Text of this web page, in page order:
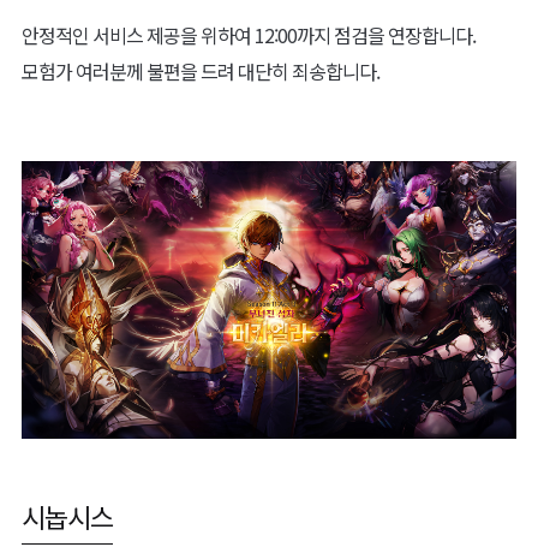
안정적인 서비스 제공을 위하여 12:00까지 점검을 연장합니다.
모험가 여러분께 불편을 드려 대단히 죄송합니다.
시놉시스